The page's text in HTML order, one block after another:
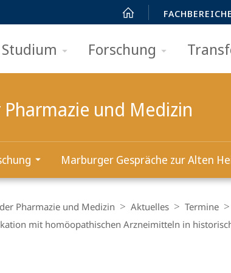
FACHBEREICHE
Studium Forschung
und Medizin
Marburger Gespräche zur Alten
Pharmazie und Medizin Aktuelles Termine
mit homöopathischen Arzneimitteln in